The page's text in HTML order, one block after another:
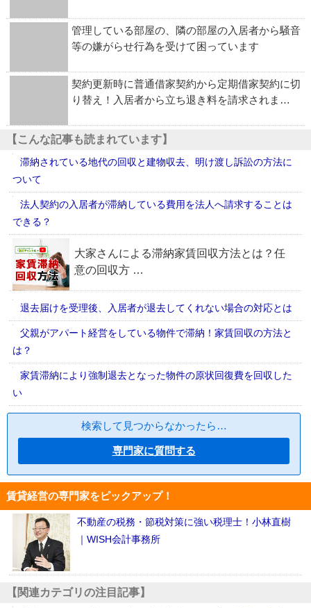
管理している部屋の、隣の部屋の入居者から騒音
等の嫌がらせ行為を受けて困っています
契約更新時に普通借家契約から定期借家契約に切
り替え！入居者から立ち退き料を請求されま…
【こんな記事も読まれています】
滞納されている地代の回収と建物収去、明け渡し訴訟の方法に
ついて
法人契約の入居者が滞納している費用を法人へ請求することは
できる？
退去届けを受理後、入居者が退去してくれない場合の対応とは
父親がアパート経営をしている物件で滞納！家賃回収の方法と
は？
家賃滞納により強制退去となった物件の原状回復費を回収した
い
検索して見つからなかったら…
専門家に質問する
賃貸経営の専門家をピックアップ！
不動産の税務・節税対策に強い税理士！小林直樹
｜WISH会計事務所
【関連カテゴリの注目記事】